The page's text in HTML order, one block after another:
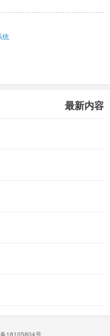
统
最新内容
18105804号